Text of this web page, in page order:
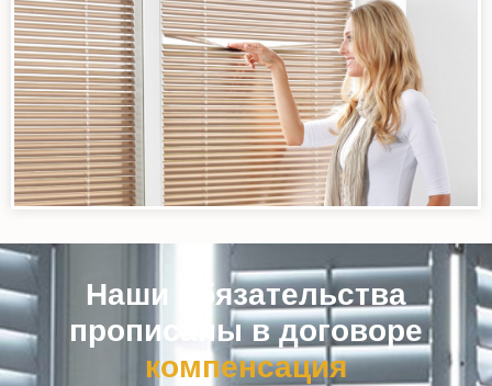
Наши обязательства
прописаны в договоре
компенсация